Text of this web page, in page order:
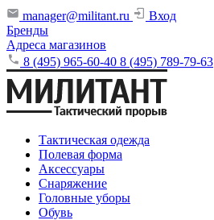
manager@militant.ru
Вход
Бренды
Адреса магазинов
8 (495) 965-60-40 8 (495) 789-79-63
Тактическая одежда
Полевая форма
Аксессуары
Снаряжение
Головные уборы
Обувь